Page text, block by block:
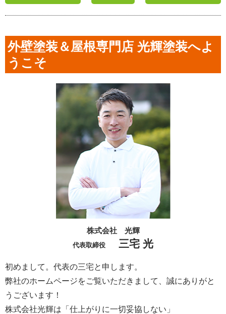
外壁塗装＆屋根専門店 光輝塗装へよ
うこそ
株式会社 光輝
代表取締役 三宅 光
初めまして。代表の三宅と申します。
弊社のホームページをご覧いただきまして、誠にありがと
うございます！
株式会社光輝は「仕上がりに一切妥協しない」